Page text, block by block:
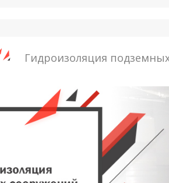
Гидроизоляция